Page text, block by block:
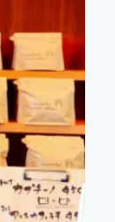
ビューテ
CAMPFIRE
machi-ya コミュニ